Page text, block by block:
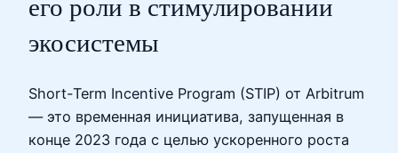
его роли в стимулировании
экосистемы
Short-Term Incentive Program (STIP) от Arbitrum
— это временная инициатива, запущенная в
конце 2023 года с целью ускоренного роста